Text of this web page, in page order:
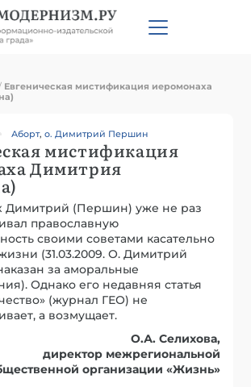
Евгеническая мистификация иеромонаха
Аборт,о. Димитрий Першин
мистификация
Димитрия
Димитрий (Першин) уже не раз
православную
своими советами касательно
(31.03.2009. О. Димитрий
за аморальные
Однако его недавняя статья
(журнал ГЕО) не
а возмущает.
О.А. Селихова,
директор межрегиональной
организации «Жизнь»